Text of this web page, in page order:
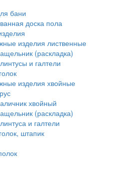
бани
доска пола
изделия лиственные
(раскладка)
и галтели
изделия хвойные
хвойный
(раскладка)
и галтели
штапик